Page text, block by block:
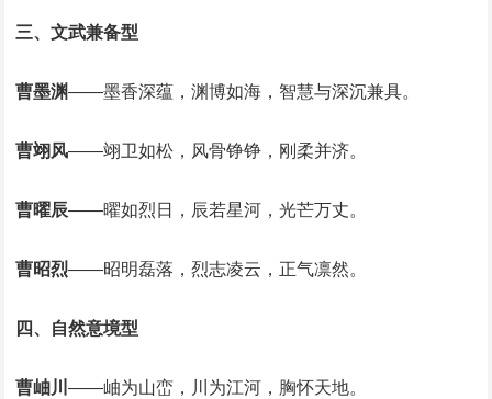
三、文武兼备型
曹墨渊‌——墨香深蕴，渊博如海，智慧与深沉兼具。‌
曹翊风‌——翊卫如松，风骨铮铮，刚柔并济。‌
曹曜辰‌——曜如烈日，辰若星河，光芒万丈。‌
曹昭烈‌——昭明磊落，烈志凌云，正气凛然。
四、自然意境型
曹岫川‌——岫为山峦，川为江河，胸怀天地。‌